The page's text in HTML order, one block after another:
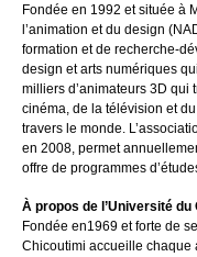
Fondée en 1992 et située à
l’animation et du design
formation et de recherche-
design et arts numériques
milliers d’animateurs 3D qui
cinéma, de la télévision et
travers le monde.
en 2008, permet
offre de programmes
À propos de l’Université
Fondée en1969 et forte de
Chicoutimi accueille chaque